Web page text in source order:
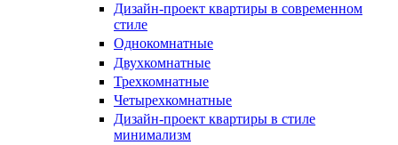
Дизайн-проект квартиры в современном
стиле
Однокомнатные
Двухкомнатные
Трехкомнатные
Четырехкомнатные
Дизайн-проект квартиры в стиле
минимализм